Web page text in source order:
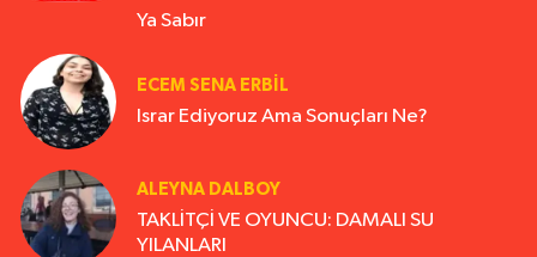
Ya Sabır
ECEM SENA ERBIL
Israr Ediyoruz Ama Sonuçları Ne?
ALEYNA DALBOY
TAKLİTÇİ VE OYUNCU: DAMALI SU
YILANLARI